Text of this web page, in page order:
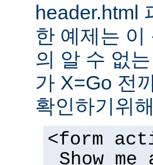
header.html
한 예제는 이
의 알 수 없
가 X=Go 전
확인하기위
<form
Show